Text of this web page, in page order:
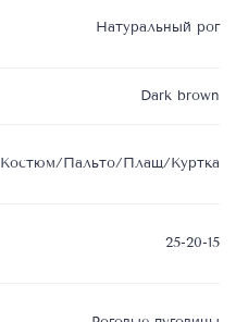
Натуральный рог
Dark brown
Костюм/Пальто/Плащ/Куртка
25-20-15